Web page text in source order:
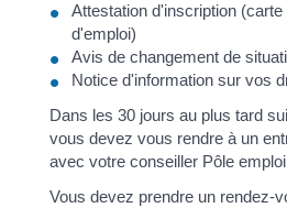
Attestation d'inscription
d'emploi)
Avis de changement de
Notice d'information sur vos
Dans les 30 jours au plus tard
vous devez vous rendre à un
avec votre conseiller Pôle
Vous devez prendre un rendez-